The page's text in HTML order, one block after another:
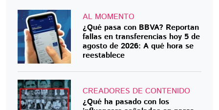
AL MOMENTO
¿Qué pasa con BBVA? Reportan
fallas en transferencias hoy 5 de
agosto de 2026: A qué hora se
reestablece
CREADORES DE CONTENIDO
¿Qué ha pasado con los